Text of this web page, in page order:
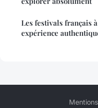
Les festivals français
expérience